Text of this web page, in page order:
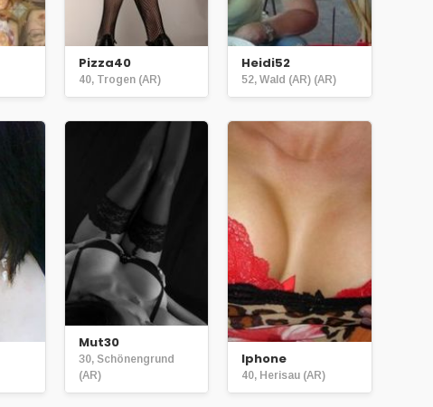
Pizza40
40, Trogen (AR)
Heidi52
52, Wald (AR) (AR)
Mut30
30, Schönengrund
(AR)
Iphone
40, Herisau (AR)